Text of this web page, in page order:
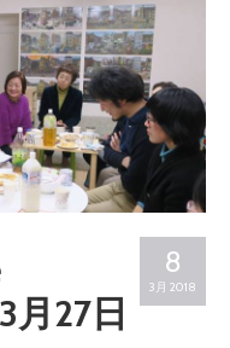
8
3月 2018
月27日